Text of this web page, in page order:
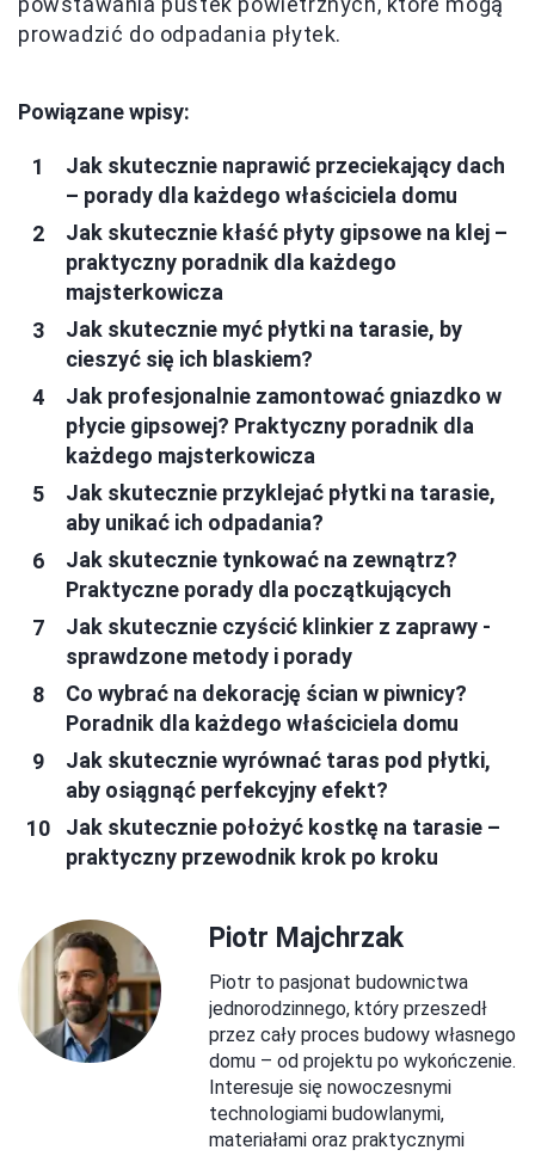
prowadzić do odpadania płytek.
Powiązane wpisy:
Jak skutecznie naprawić przeciekający dach
– porady dla każdego właściciela domu
Jak skutecznie kłaść płyty gipsowe na klej –
praktyczny poradnik dla każdego
majsterkowicza
Jak skutecznie myć płytki na tarasie, by
cieszyć się ich blaskiem?
Jak profesjonalnie zamontować gniazdko w
płycie gipsowej? Praktyczny poradnik dla
każdego majsterkowicza
Jak skutecznie przyklejać płytki na tarasie,
aby unikać ich odpadania?
Jak skutecznie tynkować na zewnątrz?
Praktyczne porady dla początkujących
Jak skutecznie czyścić klinkier z zaprawy -
sprawdzone metody i porady
Co wybrać na dekorację ścian w piwnicy?
Poradnik dla każdego właściciela domu
Jak skutecznie wyrównać taras pod płytki,
aby osiągnąć perfekcyjny efekt?
Jak skutecznie położyć kostkę na tarasie –
praktyczny przewodnik krok po kroku
Piotr Majchrzak
Piotr to pasjonat budownictwa
jednorodzinnego, który przeszedł
przez cały proces budowy własnego
domu – od projektu po wykończenie.
Interesuje się nowoczesnymi
technologiami budowlanymi,
materiałami oraz praktycznymi